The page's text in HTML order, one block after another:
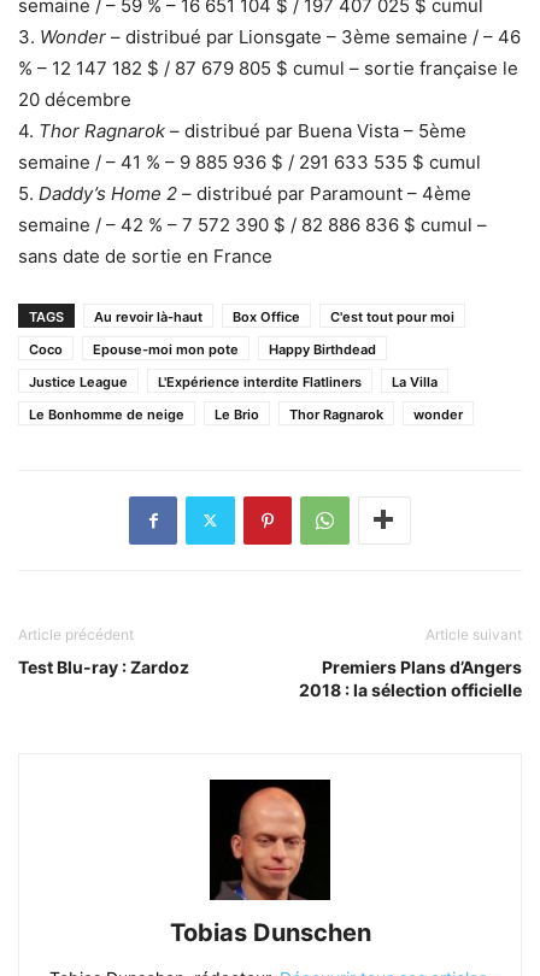
semaine / – 59 % – 16 651 104 $ / 197 407 025 $ cumul
3. Wonder – distribué par Lionsgate – 3ème semaine / – 46
% – 12 147 182 $ / 87 679 805 $ cumul – sortie française le
20 décembre
4. Thor Ragnarok – distribué par Buena Vista – 5ème
semaine / – 41 % – 9 885 936 $ / 291 633 535 $ cumul
5. Daddy’s Home 2 – distribué par Paramount – 4ème
semaine / – 42 % – 7 572 390 $ / 82 886 836 $ cumul –
sans date de sortie en France
TAGS Au revoir là-haut Box Office
C'est tout pour moi
Coco
Epouse-moi mon pote
Happy Birthdead
Justice League
L'Expérience interdite Flatliners
La Villa
Le Bonhomme de neige
Le Brio Thor Ragnarok wonder
Article précédent
Test Blu-ray : Zardoz
Article suivant
Premiers Plans d’Angers
2018 : la sélection officielle
Tobias Dunschen